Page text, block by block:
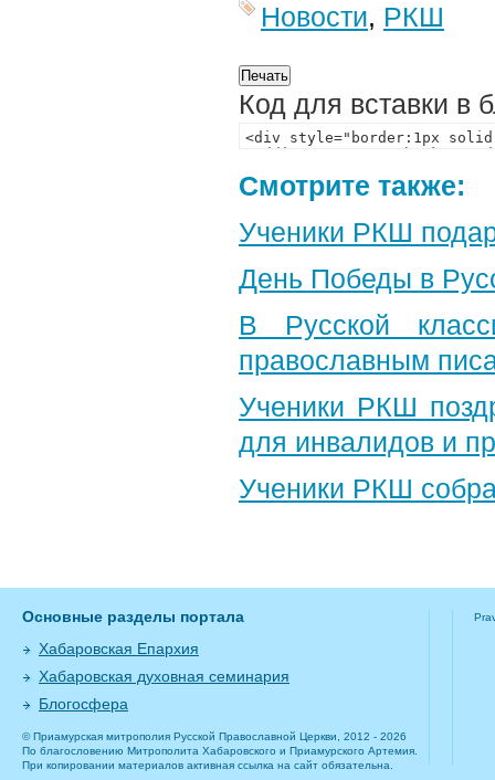
Новости, РКШ
Код для вставки в
Смотрите также:
Ученики РКШ
День Победы в
В Русской
православным
Ученики РКШ
для инвалидов и
Ученики РКШ
Основные разделы портала
Хабаровская Епархия
Хабаровская духовная семинария
Блогосфера
© Приамурская митрополия Русской Православной Церкви, 2012 - 2026
По благословению Митрополита Хабаровского и Приамурского Артемия.
При копировании материалов активная ссылка на сайт обязательна.